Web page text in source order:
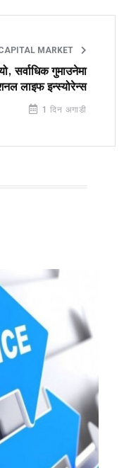
MARKET
सर्वाधिक गुमाउनेमा
लाइफ इन्स्योरेन्स
1 दिन अगाडी